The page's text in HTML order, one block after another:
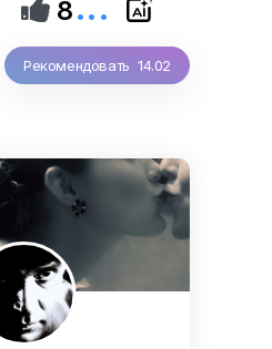
 8
Рекомендовать 14.02